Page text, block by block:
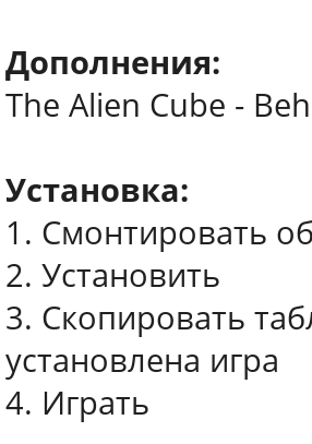
Дополнения:
The Alien Cube -
Установка:
1. Смонтировать
2. Установить
3. Скопировать
установлена игра
4. Играть